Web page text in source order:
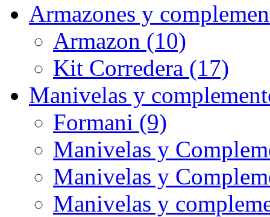
Armazones y
Armazon (10)
Kit Corredera (17)
Manivelas y
Formani (9)
Manivelas y
Manivelas y
Manivelas y